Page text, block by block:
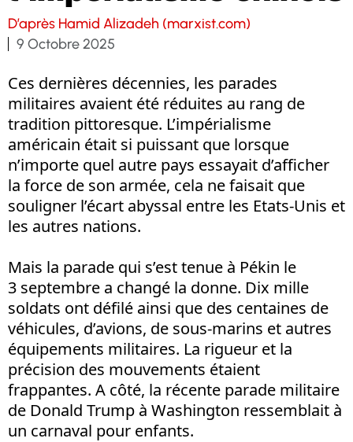
D’après Hamid Alizadeh (marxist.com)
9 Octobre 2025
Ces dernières décennies, les parades
militaires avaient été réduites au rang de
tradition pittoresque. L’impérialisme
américain était si puissant que lorsque
n’importe quel autre pays essayait d’afficher
la force de son armée, cela ne faisait que
souligner l’écart abyssal entre les Etats-Unis et
les autres nations.
Mais la parade qui s’est tenue à Pékin le
3 septembre a changé la donne. Dix mille
soldats ont défilé ainsi que des centaines de
véhicules, d’avions, de sous-marins et autres
équipements militaires. La rigueur et la
précision des mouvements étaient
frappantes. A côté, la récente parade militaire
de Donald Trump à Washington ressemblait à
un carnaval pour enfants.